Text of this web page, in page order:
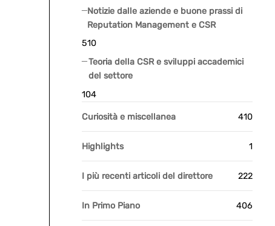
Notizie dalle aziende e buone prassi di
Reputation Management e CSR
510
Teoria della CSR e sviluppi accademici
del settore
104
Curiosità e miscellanea 410
Highlights 1
I più recenti articoli del direttore 222
In Primo Piano 406